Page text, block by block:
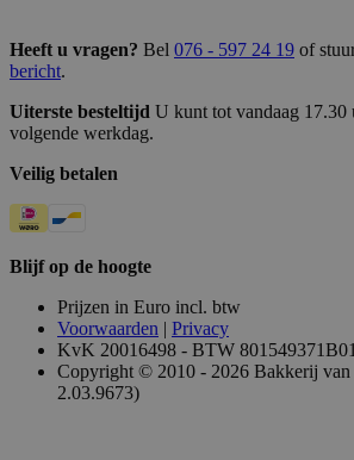
Heeft u vragen? Bel 076 - 597 24 19 of
bericht.
Uiterste besteltijd U kunt tot vandaag 17.30
volgende werkdag.
Veilig betalen
Blijf op de hoogte
Prijzen in Euro incl. btw
Voorwaarden | Privacy
KvK 20016498 - BTW
Copyright © 2010 - 2026 Bakkerij van
2.03.9673)